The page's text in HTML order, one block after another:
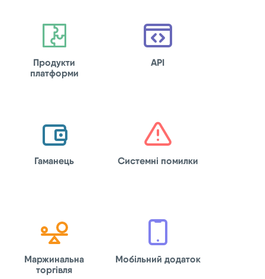
Продукти
платформи
API
Гаманець Системні помилки
Маржинальна
торгівля
Мобільний додаток